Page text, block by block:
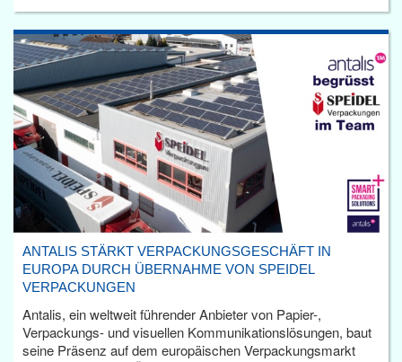
ANTALIS STÄRKT VERPACKUNGSGESCHÄFT IN
EUROPA DURCH ÜBERNAHME VON SPEIDEL
VERPACKUNGEN
Antalis, ein weltweit führender Anbieter von Papier-,
Verpackungs- und visuellen Kommunikationslösungen, baut
seine Präsenz auf dem europäischen Verpackungsmarkt